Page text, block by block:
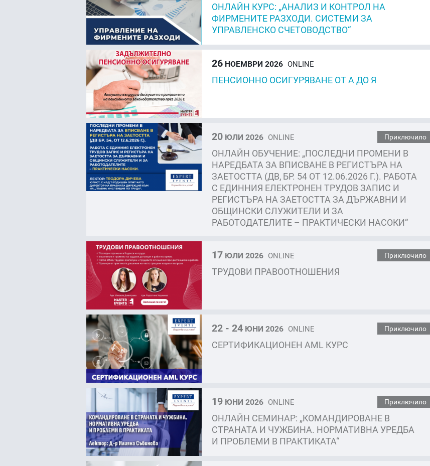
ОНЛАЙН КУРС: „АНАЛИЗ И КОНТРОЛ НА
ФИРМЕНИТЕ РАЗХОДИ. СИСТЕМИ ЗА
УПРАВЛЕНСКО СЧЕТОВОДСТВО“
26 НОЕМВРИ 2026 ONLINE
ПЕНСИОННО ОСИГУРЯВАНЕ ОТ А ДО Я
Приключило
20 ЮЛИ 2026 ONLINE
ОНЛАЙН ОБУЧЕНИЕ: „ПОСЛЕДНИ ПРОМЕНИ В
НАРЕДБАТА ЗА ВПИСВАНЕ В РЕГИСТЪРА НА
ЗАЕТОСТТА (ДВ, БР. 54 ОТ 12.06.2026 Г.). РАБОТА
С ЕДИННИЯ ЕЛЕКТРОНЕН ТРУДОВ ЗАПИС И
РЕГИСТЪРА НА ЗАЕТОСТТА ЗА ДЪРЖАВНИ И
ОБЩИНСКИ СЛУЖИТЕЛИ И ЗА
РАБОТОДАТЕЛИТЕ – ПРАКТИЧЕСКИ НАСОКИ“
Приключило
17 ЮЛИ 2026 ONLINE
ТРУДОВИ ПРАВООТНОШЕНИЯ
Приключило
22 - 24 ЮНИ 2026 ONLINE
СЕРТИФИКАЦИОНЕН AML КУРС
Приключило
19 ЮНИ 2026 ONLINE
ОНЛАЙН СЕМИНАР: „КОМАНДИРОВАНЕ В
СТРАНАТА И ЧУЖБИНА. НОРМАТИВНА УРЕДБА
И ПРОБЛЕМИ В ПРАКТИКАТА“